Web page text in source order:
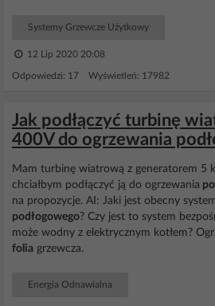
Systemy Grzewcze Użytkowy
12 Lip 2020 20:08
Odpowiedzi: 17 Wyświetleń: 17982
Jak podłączyć turbinę
400V do ogrzewania
Mam turbinę wiatrową z generatorem 5
chciałbym podłączyć ją do ogrzewania
na propozycje. AI: Jaki jest obecny
podłogowego? Czy jest to system
może wodny z elektrycznym kotłem?
folia grzewcza.
Energia Odnawialna